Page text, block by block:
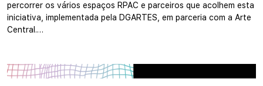
percorrer os vários espaços RPAC e parceiros que acolhem esta
iniciativa, implementada pela DGARTES, em parceria com a Arte
Central.…